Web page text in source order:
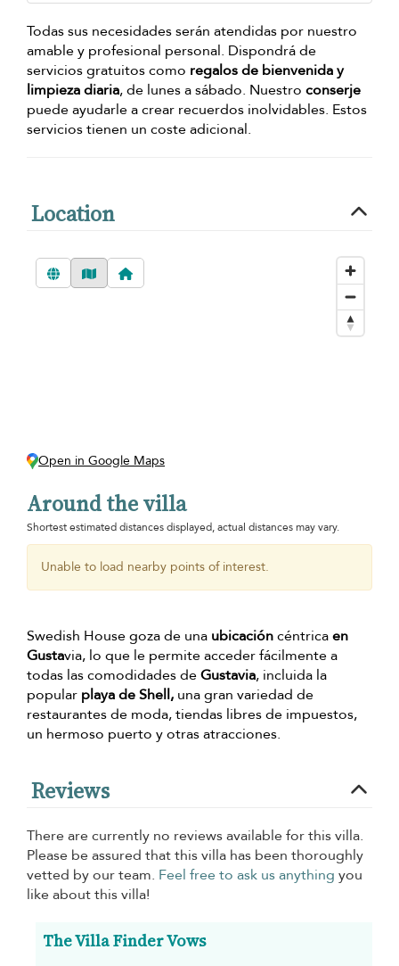
Todas sus necesidades serán atendidas por nuestro
amable y profesional personal. Dispondrá de
servicios gratuitos como regalos de bienvenida y
limpieza diaria, de lunes a sábado. Nuestro conserje
puede ayudarle a crear recuerdos inolvidables. Estos
servicios tienen un coste adicional.
Location
Open in Google Maps
Around the villa
Shortest estimated distances displayed, actual distances may vary.
Unable to load nearby points of interest.
Swedish House goza de una ubicacióncéntricaen
Gustavia, lo que le permite acceder fácilmente a
todas las comodidades deGustavia, incluida la
popular playa de Shell, una gran variedad de
restaurantes de moda, tiendas libres de impuestos,
un hermoso puerto y otras atracciones.
Reviews
There are currently no reviews available for this villa.
Please be assured that this villa has been thoroughly
vetted by our team. Feel free to ask us anything you
like about this villa!
The Villa Finder Vows